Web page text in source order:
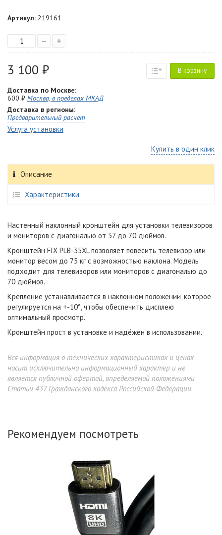
Артикул: 219161
– +
3 100 ₽ В корзину
Доставка по Москве:
600 ₽ Москва, в пределах МКАД
Доставка в регионы:
Предварительный расчет
Услуга установки
Купить в один клик
Описание
Характеристики
Настенный наклонный кронштейн для установки телевизоров
и мониторов с диагональю от 37 до 70 дюймов.
Кронштейн FIX PLB-35XL позволяет повесить телевизор или
монитор весом до 75 кг с возможностью наклона. Модель
подходит для телевизоров или мониторов с диагональю до
70 дюймов.
Крепление устанавливается в наклонном положении, которое
регулируется на +-10°, чтобы обеспечить дисплею
оптимальный просмотр.
Кронштейн прост в установке и надёжен в использовании.
Вся информация о технических характеристиках и ценах
носит исключительно информационный характер и не
является публичной офертой, определяемой положениями
Статьи 437 Гражданского кодекса Российской Федерации.
Рекомендуем посмотреть